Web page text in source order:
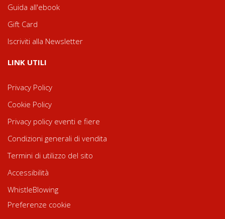
Guida all'ebook
Gift Card
Iscriviti alla Newsletter
LINK UTILI
Privacy Policy
Cookie Policy
Privacy policy eventi e fiere
Condizioni generali di vendita
Termini di utilizzo del sito
Accessibilità
WhistleBlowing
Preferenze cookie